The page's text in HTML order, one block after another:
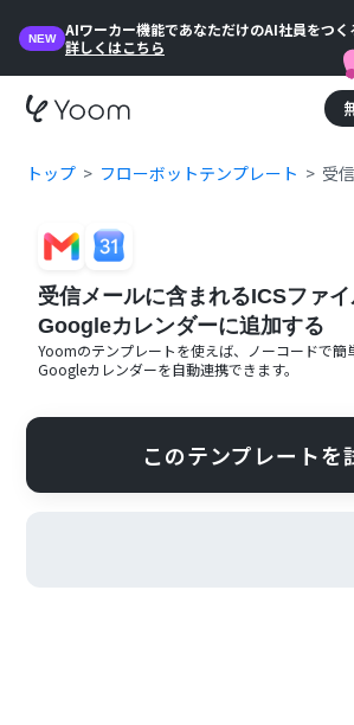
NEW
AIワーカー機能であなただけのAI社員をつく
詳しくはこちら
トップ フローボットテンプレート 受
受信メールに含まれるICSファ
Googleカレンダーに追加する
Yoomのテンプレートを使えば、ノーコードで簡
Googleカレンダーを自動連携できます。
このテンプレートを